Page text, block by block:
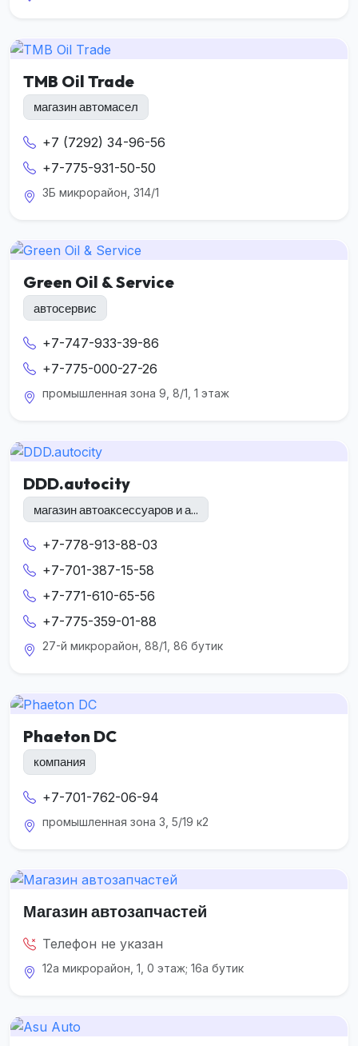
TMB Oil Trade
магазин автомасел
+7 (7292) 34-96-56
+7-775-931-50-50
3Б микрорайон, 314/1
Green Oil & Service
автосервис
+7-747-933-39-86
+7-775-000-27-26
промышленная зона 9, 8/1, 1 этаж
DDD.autocity
магазин автоаксессуаров и а...
+7-778-913-88-03
+7-701-387-15-58
+7-771-610-65-56
+7-775-359-01-88
27-й микрорайон, 88/1, 86 бутик
Phaeton DC
компания
+7-701-762-06-94
промышленная зона 3, 5/19 к2
Магазин автозапчастей
Телефон не указан
12а микрорайон, 1, 0 этаж; 16а бутик